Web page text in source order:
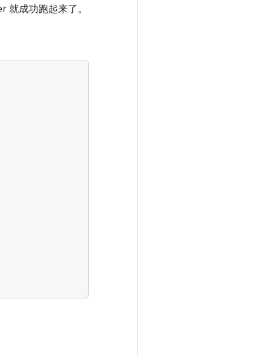
就成功跑起来了。